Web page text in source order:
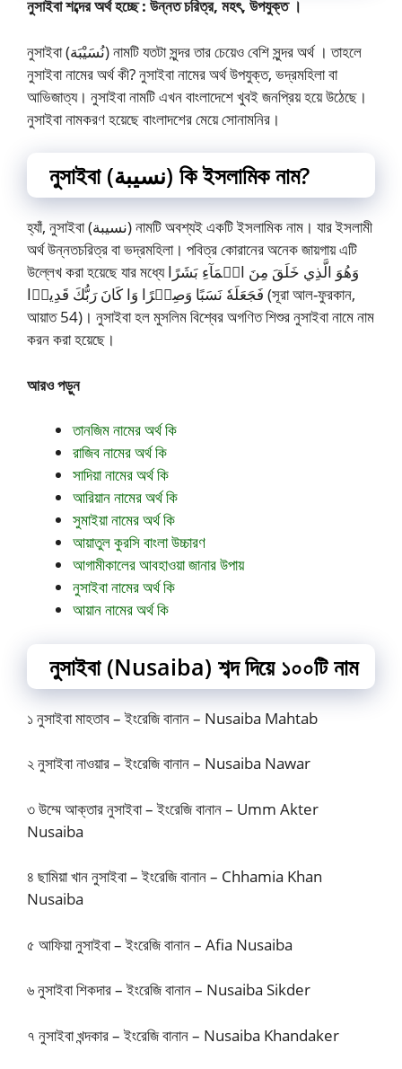
নুসাইবা শব্দের অর্থ হচ্ছে : উন্নত চরিত্র, মহৎ, উপযুক্ত ।
নুসাইবা (نُسَيْبَة) নামটি যতটা সুন্দর তার চেয়েও বেশি সুন্দর অর্থ । তাহলে
নুসাইবা নামের অর্থ কী? নুসাইবা নামের অর্থ উপযুক্ত, ভদ্রমহিলা বা
আভিজাত্য। নুসাইবা নামটি এখন বাংলাদেশে খুবই জনপ্রিয় হয়ে উঠেছে।
নুসাইবা নামকরণ হয়েছে বাংলাদশের মেয়ে সোনামনির।
নুসাইবা (نسيبة) কি ইসলামিক নাম?
হ্যাঁ, নুসাইবা (نسيبة) নামটি অবশ্যই একটি ইসলামিক নাম। যার ইসলামী
অর্থ উন্নতচরিত্র বা ভদ্রমহিলা। পবিত্র কোরানের অনেক জায়গায় এটি
উল্লেখ করা হয়েছে যার মধ্যে وَهُوَ الَّذِي خَلَقَ مِنَ الۡمَآءِ بَشَرًا
فَجَعَلَهٗ نَسَبًا وَصِحۡرًا وَا كَانَ رَبُّكَ قَدِيرۡا (সূরা আল-ফুরকান,
আয়াত 54)। নুসাইবা হল মুসলিম বিশ্বের অগণিত শিশুর নুসাইবা নামে নাম
করন করা হয়েছে।
আরও পড়ুন
তানজিম নামের অর্থ কি
রাজিব নামের অর্থ কি
সাদিয়া নামের অর্থ কি
আরিয়ান নামের অর্থ কি
সুমাইয়া নামের অর্থ কি
আয়াতুল কুরসি বাংলা উচ্চারণ
আগামীকালের আবহাওয়া জানার উপায়
নুসাইবা নামের অর্থ কি
আয়ান নামের অর্থ কি
নুসাইবা (Nusaiba) শব্দ দিয়ে ১০০টি নাম
১ নুসাইবা মাহতাব – ইংরেজি বানান – Nusaiba Mahtab
২ নুসাইবা নাওয়ার – ইংরেজি বানান – Nusaiba Nawar
৩ উম্মে আক্তার নুসাইবা – ইংরেজি বানান – Umm Akter
Nusaiba
৪ ছামিয়া খান নুসাইবা – ইংরেজি বানান – Chhamia Khan
Nusaiba
৫ আফিয়া নুসাইবা – ইংরেজি বানান – Afia Nusaiba
৬ নুসাইবা শিকদার – ইংরেজি বানান – Nusaiba Sikder
৭ নুসাইবা খন্দকার – ইংরেজি বানান – Nusaiba Khandaker